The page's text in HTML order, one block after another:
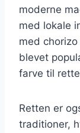
moderne
med lokale
med
blevet
farve til
Retten er
traditioner,